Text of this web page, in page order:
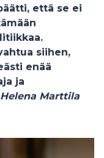
että se ei
siihen,
enää
ja
Helena Marttila